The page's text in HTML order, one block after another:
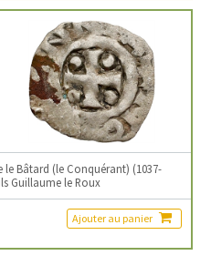
Bâtard (le Conquérant) (1037-
Guillaume le Roux
Ajouter au panier